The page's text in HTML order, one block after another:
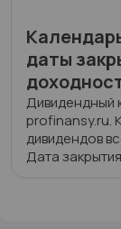
даты
Дивидендный
profinansy.ru.
дивидендов
Дата